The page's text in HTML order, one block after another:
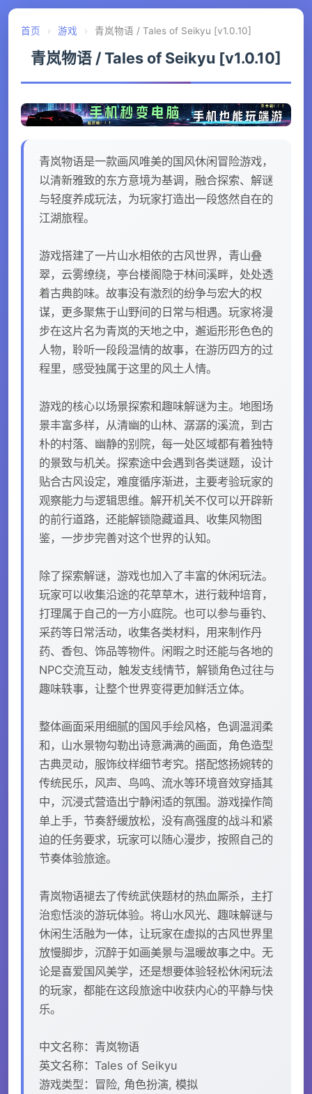
首页 › 游戏 › 青岚物语 / Tales of Seikyu [v1.0.10]
青岚物语 / Tales of Seikyu [v1.0.10]
青岚物语是一款画风唯美的国风休闲冒险游戏，
以清新雅致的东方意境为基调，融合探索、解谜
与轻度养成玩法，为玩家打造出一段悠然自在的
江湖旅程。
游戏搭建了一片山水相依的古风世界，青山叠
翠，云雾缭绕，亭台楼阁隐于林间溪畔，处处透
着古典韵味。故事没有激烈的纷争与宏大的权
谋，更多聚焦于山野间的日常与相遇。玩家将漫
步在这片名为青岚的天地之中，邂逅形形色色的
人物，聆听一段段温情的故事，在游历四方的过
程里，感受独属于这里的风土人情。
游戏的核心以场景探索和趣味解谜为主。地图场
景丰富多样，从清幽的山林、潺潺的溪流，到古
朴的村落、幽静的别院，每一处区域都有着独特
的景致与机关。探索途中会遇到各类谜题，设计
贴合古风设定，难度循序渐进，主要考验玩家的
观察能力与逻辑思维。解开机关不仅可以开辟新
的前行道路，还能解锁隐藏道具、收集风物图
鉴，一步步完善对这个世界的认知。
除了探索解谜，游戏也加入了丰富的休闲玩法。
玩家可以收集沿途的花草草木，进行栽种培育，
打理属于自己的一方小庭院。也可以参与垂钓、
采药等日常活动，收集各类材料，用来制作丹
药、香包、饰品等物件。闲暇之时还能与各地的
NPC交流互动，触发支线情节，解锁角色过往与
趣味轶事，让整个世界变得更加鲜活立体。
整体画面采用细腻的国风手绘风格，色调温润柔
和，山水景物勾勒出诗意满满的画面，角色造型
古典灵动，服饰纹样细节考究。搭配悠扬婉转的
传统民乐，风声、鸟鸣、流水等环境音效穿插其
中，沉浸式营造出宁静闲适的氛围。游戏操作简
单上手，节奏舒缓放松，没有高强度的战斗和紧
迫的任务要求，玩家可以随心漫步，按照自己的
节奏体验旅途。
青岚物语褪去了传统武侠题材的热血厮杀，主打
治愈恬淡的游玩体验。将山水风光、趣味解谜与
休闲生活融为一体，让玩家在虚拟的古风世界里
放慢脚步，沉醉于如画美景与温暖故事之中。无
论是喜爱国风美学，还是想要体验轻松休闲玩法
的玩家，都能在这段旅途中收获内心的平静与快
乐。
中文名称：青岚物语
英文名称：Tales of Seikyu
游戏类型：冒险, 角色扮演, 模拟